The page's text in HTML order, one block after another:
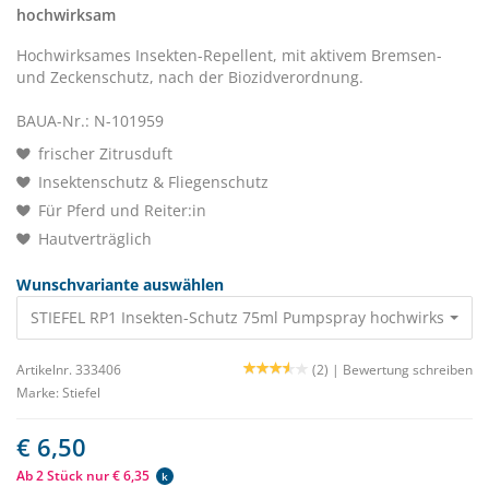
hochwirksam
Hochwirksames Insekten-Repellent, mit aktivem Bremsen-
und Zeckenschutz, nach der Biozidverordnung.
BAUA-Nr.: N-101959
frischer Zitrusduft
Insektenschutz & Fliegenschutz
Für Pferd und Reiter:in
Hautverträglich
Wunschvariante auswählen
STIEFEL RP1 Insekten-Schutz 75ml Pumpspray hochwirksam
Artikelnr. 333406 (2) | Bewertung schreiben
Marke: Stiefel
€ 6,50
Ab 2 Stück nur € 6,35 k